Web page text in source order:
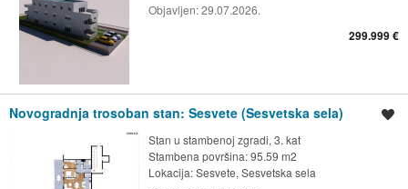
Objavljen:29.07.2026.
299.999 €
Novogradnja trosoban stan: Sesvete (Sesvetska sela)
Stan u stambenoj zgradi, 3. kat
Stambena površina: 95.59 m2
Lokacija:Sesvete, Sesvetska sela